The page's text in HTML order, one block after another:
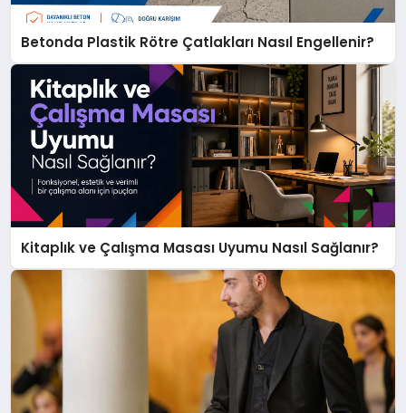
Betonda Plastik Rötre Çatlakları Nasıl Engellenir?
Kitaplık ve Çalışma Masası Uyumu Nasıl Sağlanır?